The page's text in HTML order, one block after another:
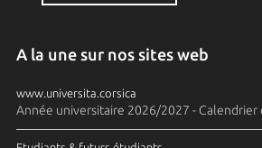
A la une sur nos sites web
www.universita.corsica
Année universitaire 2026/2027 - Calendrier